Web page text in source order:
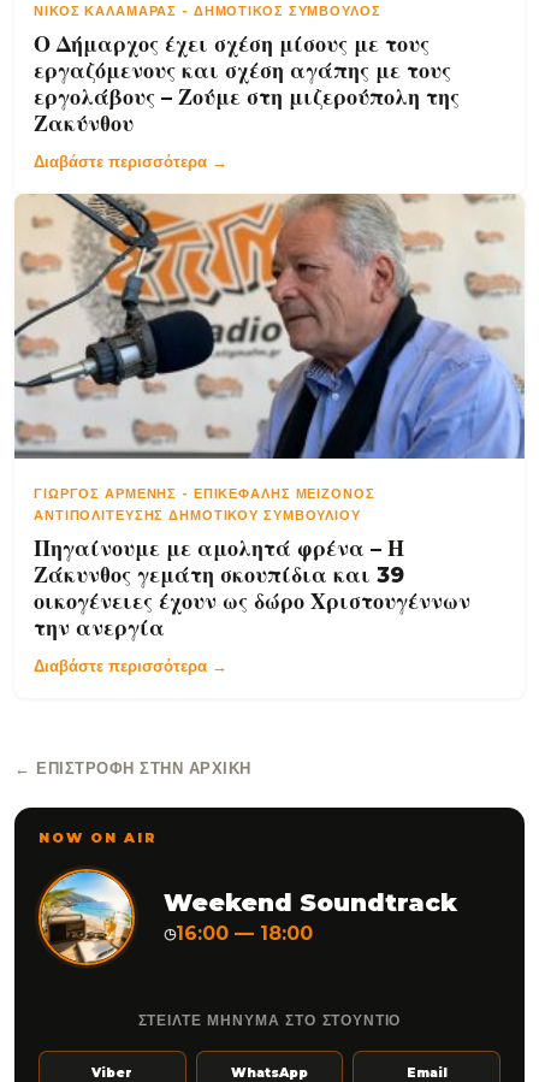
ΝΊΚΟΣ ΚΑΛΑΜΑΡΆΣ - ΔΗΜΟΤΙΚΌΣ ΣΎΜΒΟΥΛΟΣ
Ο Δήμαρχος έχει σχέση μίσους με τους
εργαζόμενους και σχέση αγάπης με τους
εργολάβους – Ζούμε στη μιζερούπολη της
Ζακύνθου
Διαβάστε περισσότερα →
ΓΙΏΡΓΟΣ ΑΡΜΈΝΗΣ - ΕΠΙΚΕΦΑΛΉΣ ΜΕΊΖΟΝΟΣ
ΑΝΤΙΠΟΛΊΤΕΥΣΗΣ ΔΗΜΟΤΙΚΟΎ ΣΥΜΒΟΥΛΊΟΥ
Πηγαίνουμε με αμολητά φρένα – Η
Ζάκυνθος γεμάτη σκουπίδια και 39
οικογένειες έχουν ως δώρο Χριστουγέννων
την ανεργία
Διαβάστε περισσότερα →
← ΕΠΙΣΤΡΟΦΉ ΣΤΗΝ ΑΡΧΙΚΉ
NOW ON AIR
Weekend Soundtrack
◷16:00 — 18:00
ΣΤΕΙΛΤΕ ΜΗΝΥΜΑ ΣΤΟ ΣΤΟΥΝΤΙΟ
Viber WhatsApp Email